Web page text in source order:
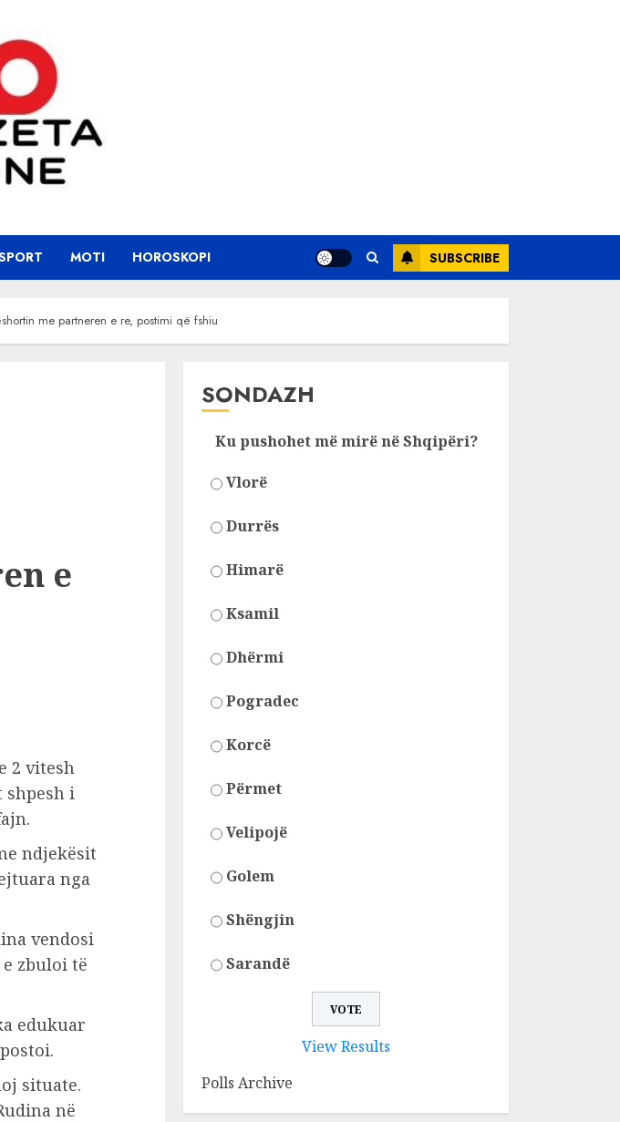
MOTI HOROSKOPI SUBSCRIBE
me partneren e re, postimi që fshiu
e
2 vitesh
shpesh i
ndjekësit
nga
vendosi
zbuloi të
edukuar
situate.
në
SONDAZH
Ku pushohet më mirë në Shqipëri?
Vlorë
Durrës
Himarë
Ksamil
Dhërmi
Pogradec
Korcë
Përmet
Velipojë
Golem
Shëngjin
Sarandë
View Results
Polls Archive